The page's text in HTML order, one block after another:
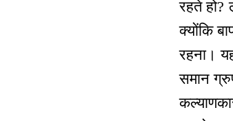
रहते हो?
क्योंकि
रहना।
समान